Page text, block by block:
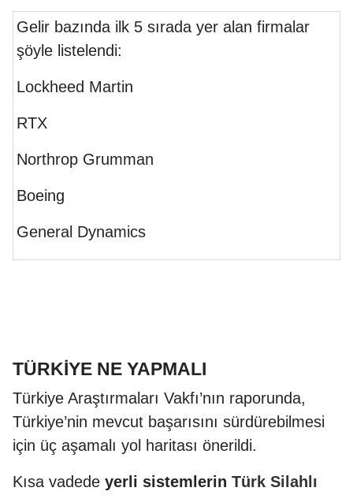
Gelir bazında ilk 5 sırada yer alan firmalar
şöyle listelendi:
Lockheed Martin
RTX
Northrop Grumman
Boeing
General Dynamics
TÜRKİYE NE YAPMALI
Türkiye Araştırmaları Vakfı’nın raporunda,
Türkiye’nin mevcut başarısını sürdürebilmesi
için üç aşamalı yol haritası önerildi.
Kısa vadede yerli sistemlerin Türk Silahlı